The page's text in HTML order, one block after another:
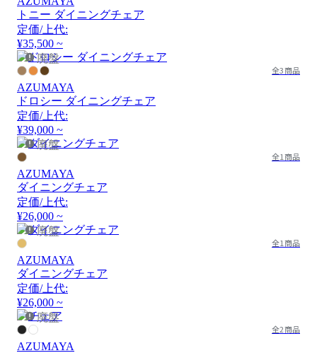
トニー ダイニングチェア
定価/上代:
¥35,500 ~
廃盤
全3商品
AZUMAYA
ドロシー ダイニングチェア
定価/上代:
¥39,000 ~
廃盤
全1商品
AZUMAYA
ダイニングチェア
定価/上代:
¥26,000 ~
廃盤
全1商品
AZUMAYA
ダイニングチェア
定価/上代:
¥26,000 ~
廃盤
全2商品
AZUMAYA